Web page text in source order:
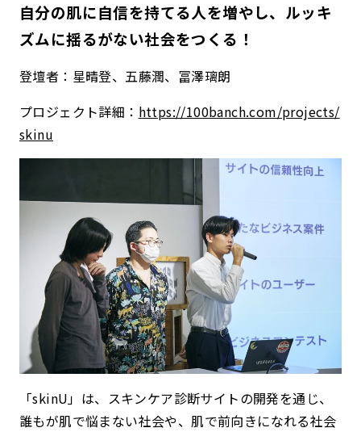
自分の肌に自信を持てる人を増やし、ルッキ
ズムに揺るがない社会をつくる！
登壇者：星晴登、五藤潤、冨澤璃朗
プロジェクト詳細： https://100banch.com/projects/
skinu
「skinU」は、スキンケア診断サイトの開発を通じ、
誰もが肌で悩まない社会や、肌で前向きになれる社会